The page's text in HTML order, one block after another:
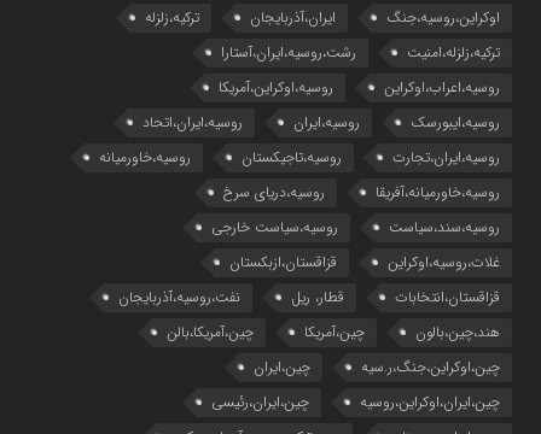
اوکراین،روسیه،جنگ
ایران،آذربایجان
ترکیه،زلزله
ترکیه،زلزله،امنیت
رشت،روسیه،ایران،آستارا
روسیه،اعراب،اوکراین
روسیه،اوکراین،آمریکا
روسیه،ایبورسک
روسیه،ایران
روسیه،ایران،اتحاد
روسیه،ایران،تجارت
روسیه،تاجیکستان
روسیه،خاورمیانه
روسیه،خاورمیانه،آفریقا
روسیه،دریای سرخ
روسیه،سند،سیاست
روسیه،سیاست خارجی
غلات،روسیه،اوکراین
قزاقستان،ازبکستان
قزاقستان،انتخابات
قطار، ریل
نفت،روسیه،آذربایجان
هند،چین،بالون
چین،آمریکا
چین،آمریکا،بالن
چین،اوکراین،جنگ،ر.سیه
چین،ایران
چین،ایران،اوکراین،روسیه
چین،ایران،رئیسی